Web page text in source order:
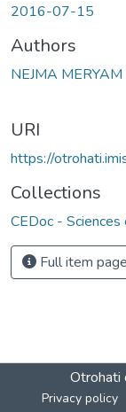
2016-07-15
Authors
NEJMA MERYAM
URI
https://
Collections
CEDoc - Sciences
Full item page
Otrohati
Privacy policy